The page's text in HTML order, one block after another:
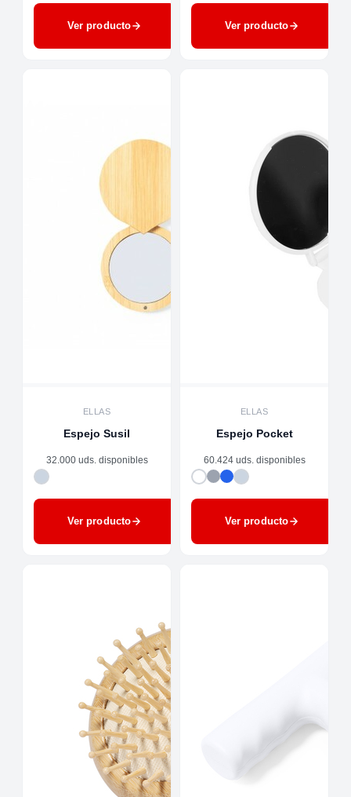
Ver producto Ver producto
ELLAS
Espejo Susil
32.000 uds. disponibles
Ver producto
ELLAS
Espejo Pocket
60.424 uds. disponibles
Ver producto